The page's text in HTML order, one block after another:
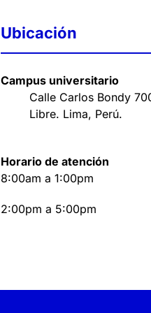
Ubicación
Campus universitario
Calle Carlos Bondy
Libre. Lima, Perú.
Horario de atención
8:00am a 1:00pm
2:00pm a 5:00pm